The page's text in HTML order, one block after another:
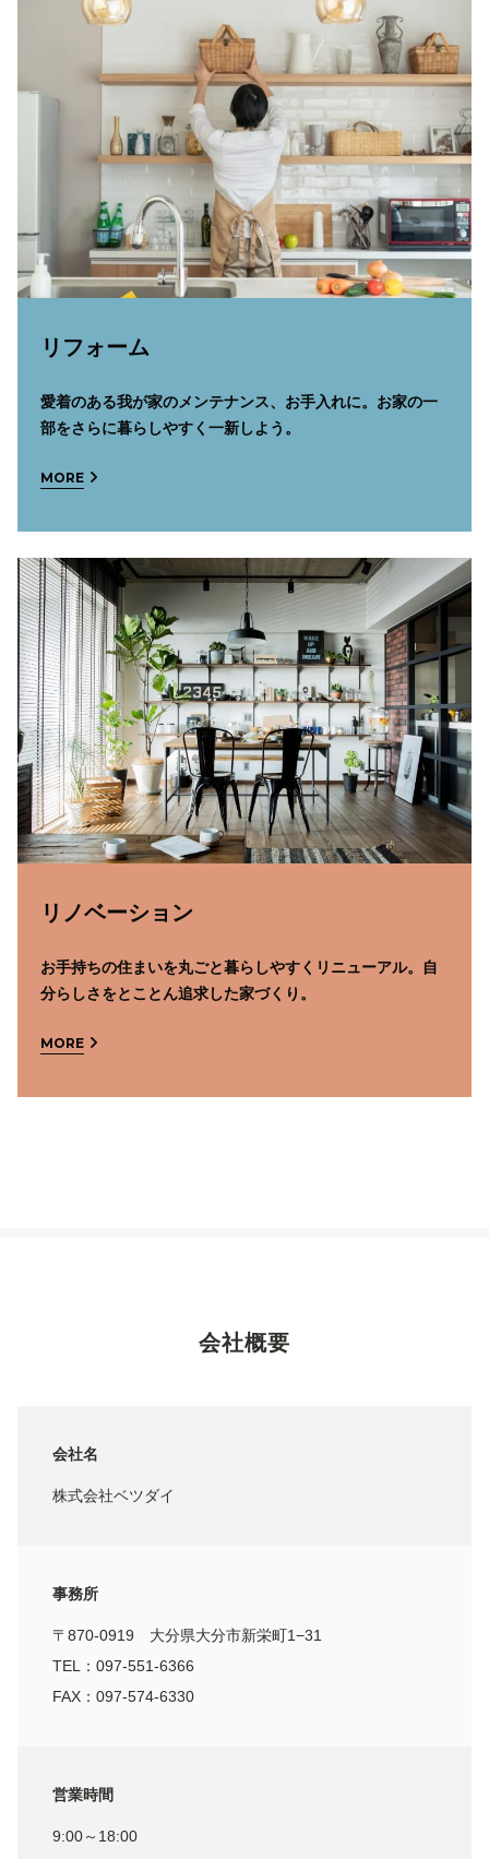
リフォーム
愛着のある我が家のメンテナンス、お手入れに。お家の一
部をさらに暮らしやすく一新しよう。
MORE
リノベーション
お手持ちの住まいを丸ごと暮らしやすくリニューアル。自
分らしさをとことん追求した家づくり。
MORE
会社概要
会社名
株式会社ベツダイ
事務所
〒870-0919 大分県大分市新栄町1−31
TEL：097-551-6366
FAX：097-574-6330
営業時間
9:00～18:00